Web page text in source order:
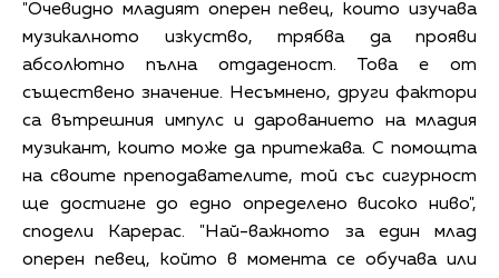
"Очевидно младият оперен певец, които изучава
музикалното изкуство, трябва да прояви
абсолютно пълна отдаденост. Това е от
съществено значение. Несъмнено, други фактори
са вътрешния импулс и дарованието на младия
музикант, които може да притежава. С помощта
на своите преподавателите, той със сигурност
ще достигне до едно определено високо ниво",
сподели Карерас. "Най-важното за един млад
оперен певец, който в момента се обучава или